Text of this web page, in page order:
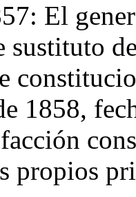
El
sustituto
1858,
propios